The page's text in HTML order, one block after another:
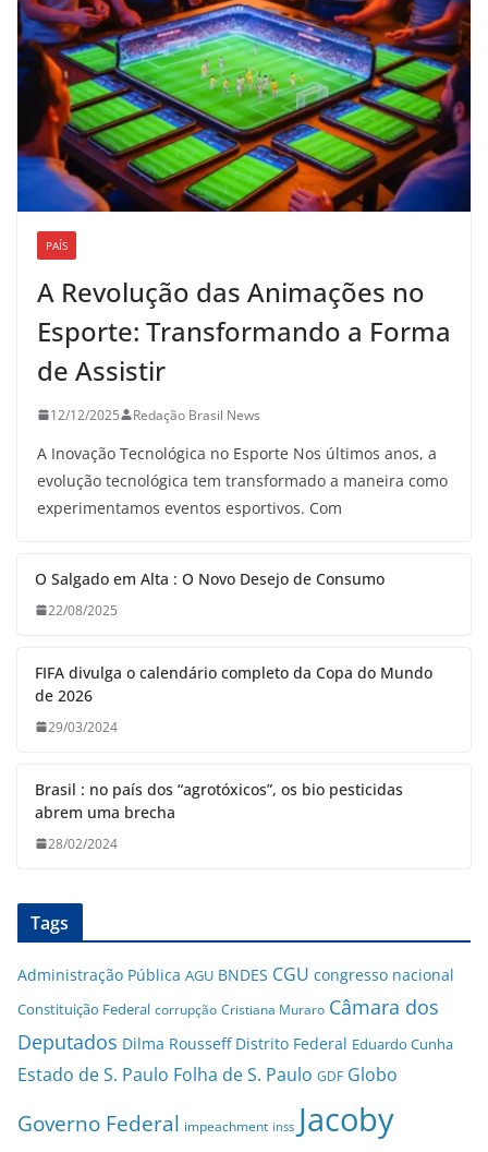
PAÍS
A Revolução das Animações no
Esporte: Transformando a Forma
de Assistir
12/12/2025 Redação Brasil News
A Inovação Tecnológica no Esporte Nos últimos anos, a
evolução tecnológica tem transformado a maneira como
experimentamos eventos esportivos. Com
O Salgado em Alta : O Novo Desejo de Consumo
22/08/2025
FIFA divulga o calendário completo da Copa do Mundo
de 2026
29/03/2024
Brasil : no país dos “agrotóxicos”, os bio pesticidas
abrem uma brecha
28/02/2024
Tags
Administração Pública AGU BNDES CGU congresso nacional
Constituição Federal corrupção Cristiana Muraro Câmara dos
Deputados Dilma Rousseff Distrito Federal Eduardo Cunha
Estado de S. Paulo Folha de S. Paulo GDF Globo
Governo Federal impeachment inss Jacoby